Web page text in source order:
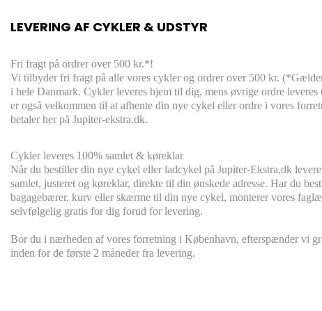
LEVERING AF CYKLER & UDSTYR
Fri fragt på ordrer over 500 kr.*!
Vi tilbyder fri fragt på alle vores cykler og ordrer over 500 kr.
i hele Danmark. Cykler leveres hjem til dig, mens øvrige ordre
er også velkommen til at afhente din nye cykel eller ordre i vores
betaler her på Jupiter-ekstra.dk.
Cykler leveres 100% samlet & køreklar
Når du bestiller din nye cykel eller ladcykel på Jupiter-Ekstra.dk
samlet, justeret og køreklar, direkte til din ønskede adresse. Har du
bagagebærer, kurv eller skærme til din nye cykel, monterer vores
selvfølgelig gratis for dig forud for levering.
Bor du i nærheden af vores forretning i København, efterspænder vi
inden for de første 2 måneder fra levering.